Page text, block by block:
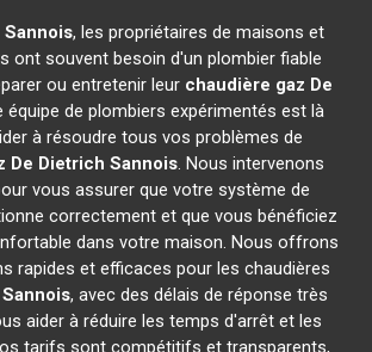
Sannois, les propriétaires de maisons et
ont souvent besoin d'un plombier fiable
ou entretenir leur chaudière gaz De
équipe de plombiers expérimentés est là
à résoudre tous vos problèmes de
De Dietrich Sannois. Nous intervenons
vous assurer que votre système de
correctement et que vous bénéficiez
dans votre maison. Nous offrons
rapides et efficaces pour les chaudières
Sannois, avec des délais de réponse très
aider à réduire les temps d'arrêt et les
tarifs sont compétitifs et transparents,